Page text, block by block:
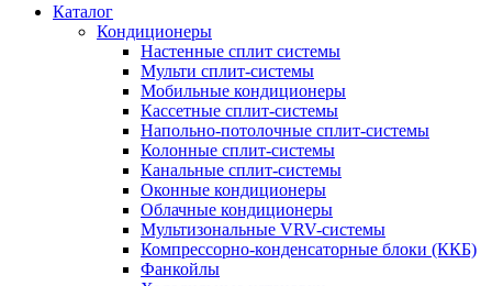
Каталог
Кондиционеры
Настенные сплит системы
Мульти сплит-системы
Мобильные кондиционеры
Кассетные сплит-системы
Напольно-потолочные сплит-системы
Колонные сплит-системы
Канальные сплит-системы
Оконные кондиционеры
Облачные кондиционеры
Мультизональные VRV-системы
Компрессорно-конденсаторные блоки (ККБ)
Фанкойлы